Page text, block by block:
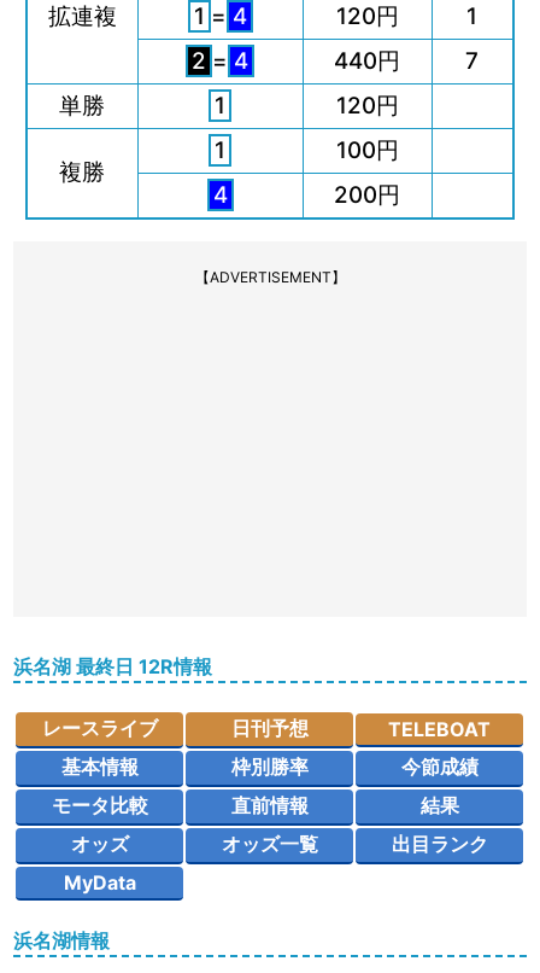
拡連複 1 = 4 120円
1
2 = 4 440円
7
単勝
1 120円
複勝
1
100円
4
200円
【ADVERTISEMENT】
浜名湖 最終日 12R情報
レースライブ 日刊予想
TELEBOAT
基本情報
枠別勝率
今節成績
モータ比較
直前情報
結果
オッズ
オッズ一覧
出目ランク
MyData
浜名湖情報